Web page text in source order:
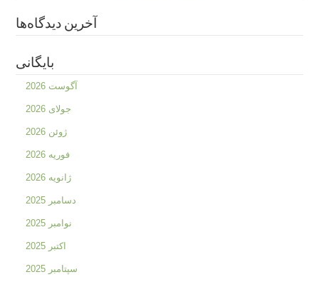
آخرین دیدگاه‌ها
بایگانی
آگوست 2026
جولای 2026
ژوئن 2026
فوریه 2026
ژانویه 2026
دسامبر 2025
نوامبر 2025
اکتبر 2025
سپتامبر 2025